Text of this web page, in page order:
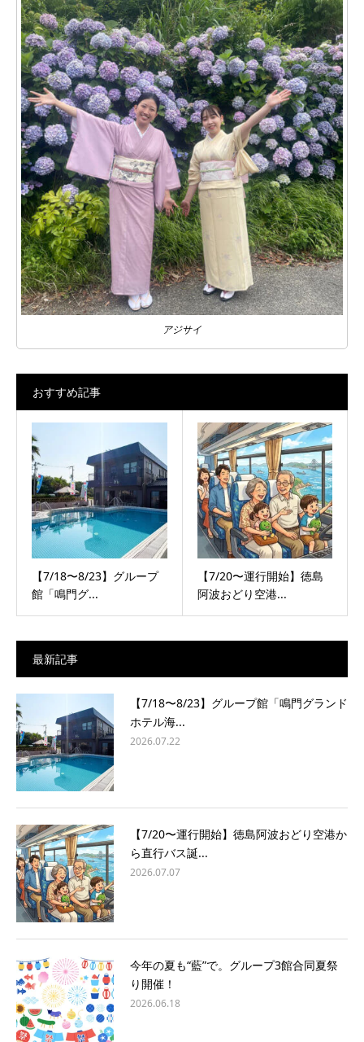
アジサイ
おすすめ記事
【7/18〜8/23】グループ
館「鳴門グ...
【7/20〜運行開始】徳島
阿波おどり空港...
最新記事
【7/18〜8/23】グループ館「鳴門グランド
ホテル海...
2026.07.22
【7/20〜運行開始】徳島阿波おどり空港か
ら直行バス誕...
2026.07.07
今年の夏も“藍”で。グループ3館合同夏祭
り開催！
2026.06.18